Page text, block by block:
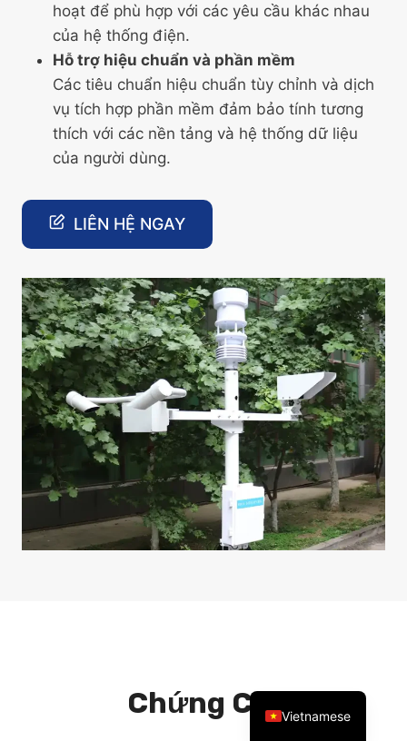
hoạt để phù hợp với các yêu cầu khác nhau
của hệ thống điện.
Hỗ trợ hiệu chuẩn và phần mềm
Các tiêu chuẩn hiệu chuẩn tùy chỉnh và dịch
vụ tích hợp phần mềm đảm bảo tính tương
thích với các nền tảng và hệ thống dữ liệu
của người dùng.
LIÊN HỆ NGAY
Chứng ChỉVietnamese
Portuguese
Spanish
Russian
Arabic